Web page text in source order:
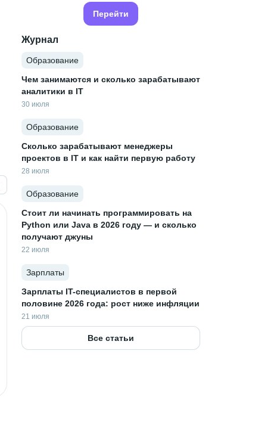
Перейти
Журнал
Образование
Чем занимаются и сколько зарабатывают
аналитики в IT
30 июля
Образование
Сколько зарабатывают менеджеры
проектов в IT и как найти первую работу
28 июля
Образование
Стоит ли начинать программировать на
Python или Java в 2026 году — и сколько
получают джуны
22 июля
Зарплаты
Зарплаты IT-специалистов в первой
половине 2026 года: рост ниже инфляции
21 июля
Все статьи